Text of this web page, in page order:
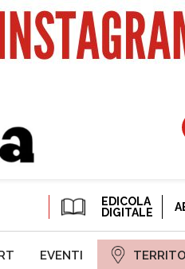
EDICOLA
DIGITALE
EVENTI